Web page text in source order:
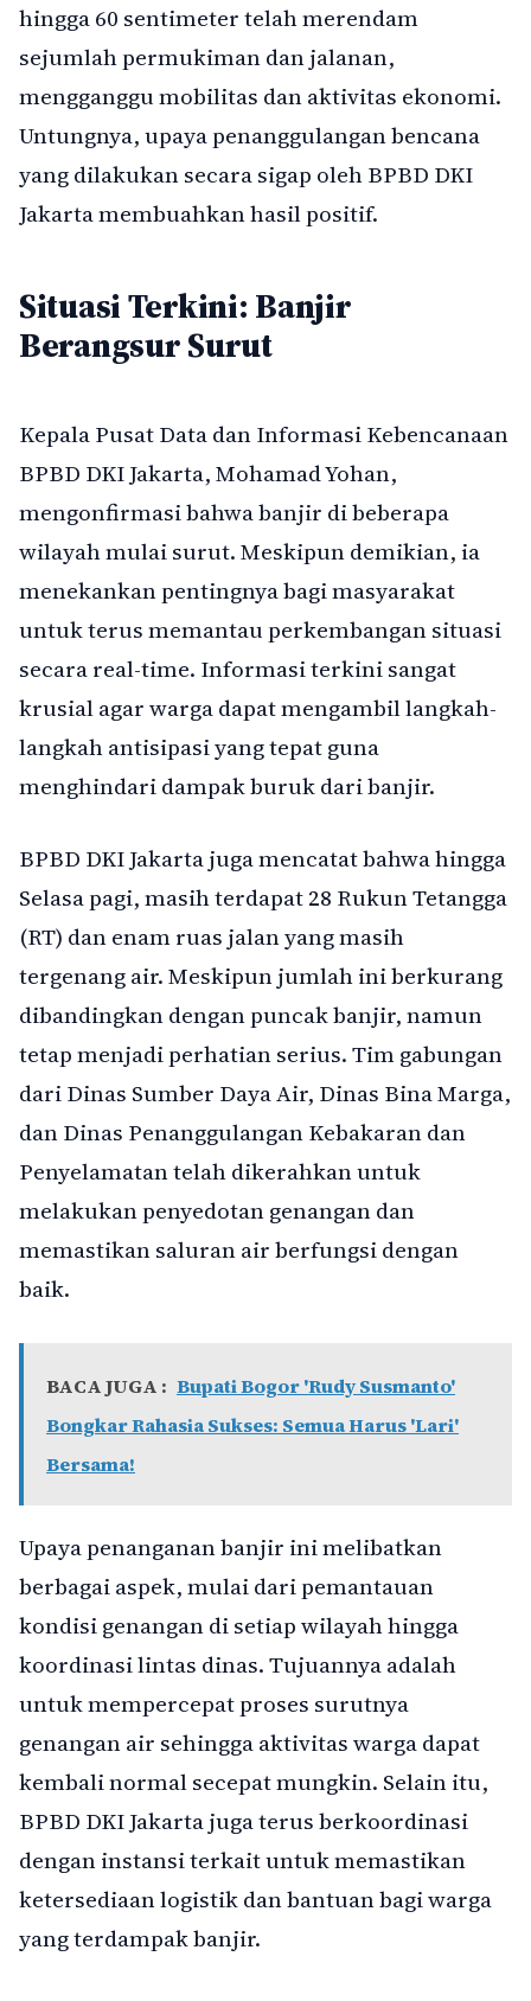
hingga 60 sentimeter telah merendam
sejumlah permukiman dan jalanan,
mengganggu mobilitas dan aktivitas ekonomi.
Untungnya, upaya penanggulangan bencana
yang dilakukan secara sigap oleh BPBD DKI
Jakarta membuahkan hasil positif.
Situasi Terkini: Banjir
Berangsur Surut
Kepala Pusat Data dan Informasi Kebencanaan
BPBD DKI Jakarta, Mohamad Yohan,
mengonfirmasi bahwa banjir di beberapa
wilayah mulai surut. Meskipun demikian, ia
menekankan pentingnya bagi masyarakat
untuk terus memantau perkembangan situasi
secara real-time. Informasi terkini sangat
krusial agar warga dapat mengambil langkah-
langkah antisipasi yang tepat guna
menghindari dampak buruk dari banjir.
BPBD DKI Jakarta juga mencatat bahwa hingga
Selasa pagi, masih terdapat 28 Rukun Tetangga
(RT) dan enam ruas jalan yang masih
tergenang air. Meskipun jumlah ini berkurang
dibandingkan dengan puncak banjir, namun
tetap menjadi perhatian serius. Tim gabungan
dari Dinas Sumber Daya Air, Dinas Bina Marga,
dan Dinas Penanggulangan Kebakaran dan
Penyelamatan telah dikerahkan untuk
melakukan penyedotan genangan dan
memastikan saluran air berfungsi dengan
baik.
BACA JUGA : Bupati Bogor 'Rudy Susmanto'
Bongkar Rahasia Sukses: Semua Harus 'Lari'
Bersama!
Upaya penanganan banjir ini melibatkan
berbagai aspek, mulai dari pemantauan
kondisi genangan di setiap wilayah hingga
koordinasi lintas dinas. Tujuannya adalah
untuk mempercepat proses surutnya
genangan air sehingga aktivitas warga dapat
kembali normal secepat mungkin. Selain itu,
BPBD DKI Jakarta juga terus berkoordinasi
dengan instansi terkait untuk memastikan
ketersediaan logistik dan bantuan bagi warga
yang terdampak banjir.